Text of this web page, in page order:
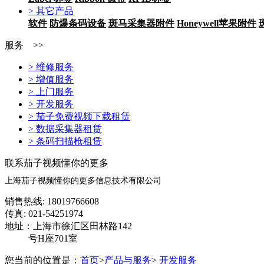
> 其它产品
软件 防爆条码设备 斑马采集器附件 Honeywell苹果附件
服务 >>
> 维修服务
> 增值服务
> 上门服务
> 开发服务
> 茄子免费视频下载租赁
> 数据采集器租赁
> 条码扫描枪租赁
联系茄子视频懂你的更多
上海茄子视频懂你的更多信息技术有限公司
销售热线: 18019766608
传真: 021-54251974
地址：上海市徐汇区田林路142
号H座701室
您当前的位置是： 首页>产品与服务> 开发服务